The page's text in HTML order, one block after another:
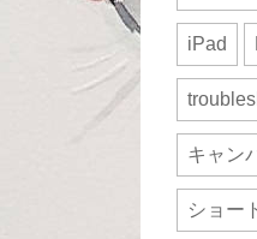
iPad
キャン
ショー